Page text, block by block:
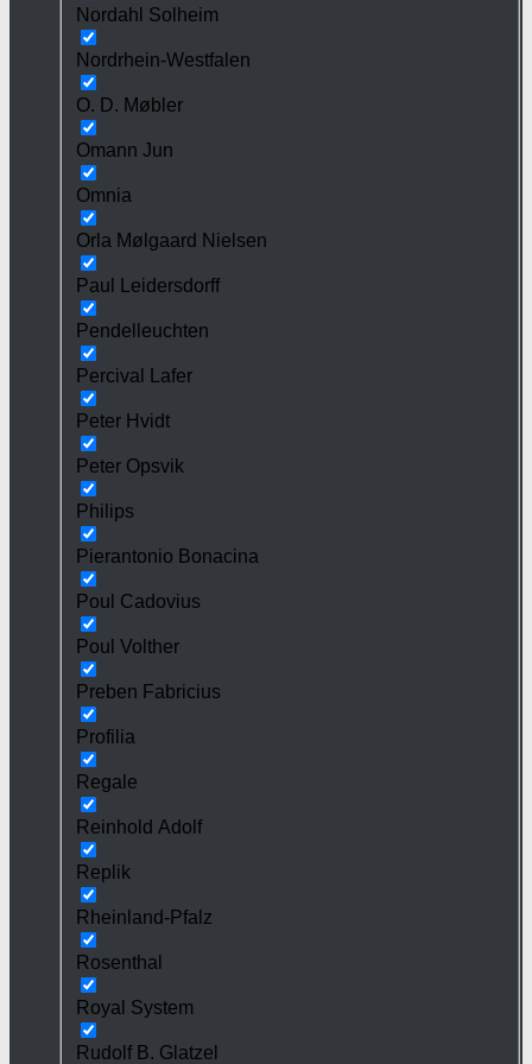
Nordahl Solheim
Nordrhein-Westfalen
O. D. Møbler
Omann Jun
Omnia
Orla Mølgaard Nielsen
Paul Leidersdorff
Pendelleuchten
Percival Lafer
Peter Hvidt
Peter Opsvik
Philips
Pierantonio Bonacina
Poul Cadovius
Poul Volther
Preben Fabricius
Profilia
Regale
Reinhold Adolf
Replik
Rheinland-Pfalz
Rosenthal
Royal System
Rudolf B. Glatzel